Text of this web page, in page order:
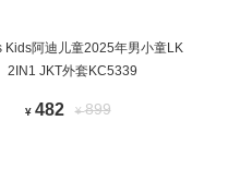
Kids阿迪儿童2025年男小童LK
2IN1 JKT外套KC5339
¥ 482 ¥899